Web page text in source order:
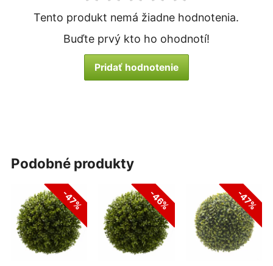
Tento produkt nemá žiadne hodnotenia.
Buďte prvý kto ho ohodnotí!
Pridať hodnotenie
podobné produkty
-47% -46% -47%